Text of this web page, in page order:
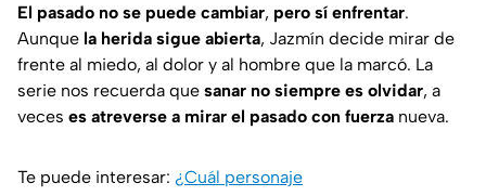
El pasado no se puede cambiar, pero sí enfrentar.
Aunque la herida sigue abierta, Jazmín decide mirar de
frente al miedo, al dolor y al hombre que la marcó. La
serie nos recuerda que sanar no siempre es olvidar, a
veces es atreverse a mirar el pasado con fuerza nueva.
Te puede interesar: ¿Cuál personaje